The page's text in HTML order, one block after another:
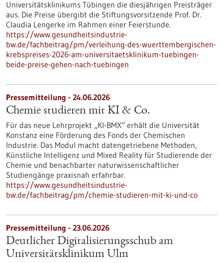
Universitätsklinikums Tübingen die diesjährigen Preisträger
aus. Die Preise übergibt die Stiftungsvorsitzende Prof. Dr.
Claudia Lengerke im Rahmen einer Feierstunde.
https://www.gesundheitsindustrie-
bw.de/fachbeitrag/pm/verleihung-des-wuerttembergischen-
krebspreises-2026-am-universitaetsklinikum-tuebingen-
beide-preise-gehen-nach-tuebingen
Pressemitteilung - 24.06.2026
Chemie studieren mit KI & Co.
Für das neue Lehrprojekt „KI-BMX“ erhält die Universität
Konstanz eine Förderung des Fonds der Chemischen
Industrie. Das Modul macht datengetriebene Methoden,
Künstliche Intelligenz und Mixed Reality für Studierende der
Chemie und benachbarter naturwissenschaftlicher
Studiengänge praxisnah erfahrbar.
https://www.gesundheitsindustrie-
bw.de/fachbeitrag/pm/chemie-studieren-mit-ki-und-co
Pressemitteilung - 23.06.2026
Deutlicher Digitalisierungsschub am
Universitätsklinikum Ulm